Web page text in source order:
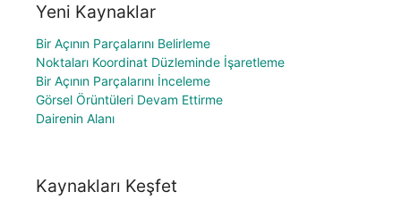
Yeni Kaynaklar
Bir Açının Parçalarını Belirleme
Noktaları Koordinat Düzleminde İşaretleme
Bir Açının Parçalarını İnceleme
Görsel Örüntüleri Devam Ettirme
Dairenin Alanı
Kaynakları Keşfet